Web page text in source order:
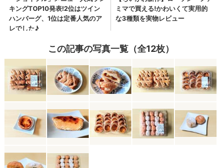
この記事の写真一覧（全12枚）